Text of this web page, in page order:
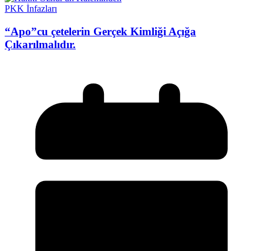
PKK İnfazları
“Apo”cu çetelerin Gerçek Kimliği Açığa
Çıkarılmalıdır.